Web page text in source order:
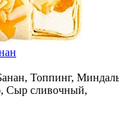
Топпинг,
Сыр сливочный,